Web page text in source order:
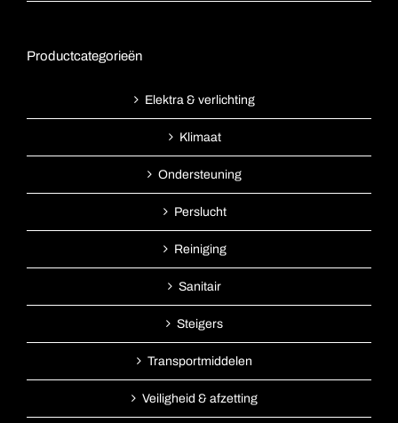
Productcategorieën
Elektra & verlichting
Klimaat
Ondersteuning
Perslucht
Reiniging
Sanitair
Steigers
Transportmiddelen
Veiligheid & afzetting